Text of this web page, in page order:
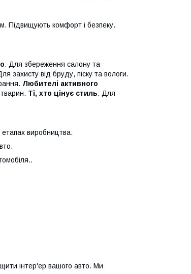
Підвищують комфорт і безпеку.
: Для збереження салону та
захисту від бруду, піску та вологи.
Любителі активного
Ті, хто цінує стиль: Для
етапах виробництва.
інтер'ер вашого авто. Ми